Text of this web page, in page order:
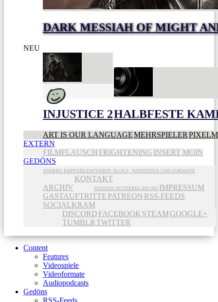
DARK MESSIAH OF MIGHT
NEU
INJUSTICE 2HALBFESTE
ART IS OUR LANGUAGEMEHRSPIELER
EXTERN
FILMFLAUSCH FRIGHTENING INSERT MOIN
GEDÖNS
ANDERE EMPFEHLENSWERTE BLOGS, WEBSEITEN UND FORMATE
ARCHIV
KONTAKT
DATENSCHUTZERKLÄRUNG IMPRESSUM
GASTAUFTRITTE PATREON RSS-FEEDS
SOCIALKRAM
DISCORD FACEBOOK STEAMGOOGLE+
TUMBLR TWITTER
Content
Features
Videospiele
Videoformate
Audiopodcasts
Gedöns